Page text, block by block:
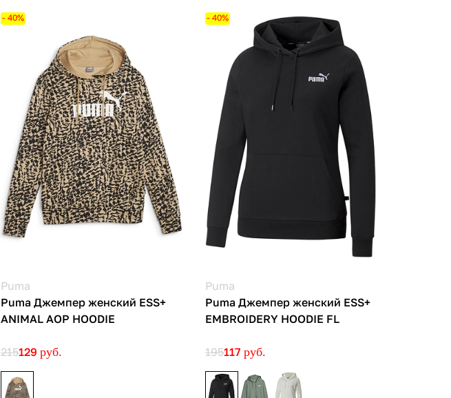
- 40%
Puma
Puma Джемпер женский ESS+
ANIMAL AOP HOODIE
215129 руб.
- 40%
Puma
Puma Джемпер женский ESS+
EMBROIDERY HOODIE FL
195117 руб.